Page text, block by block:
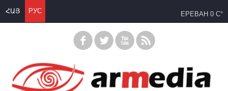
ՀԱՅ РУС ЕРЕВАН 0 C°